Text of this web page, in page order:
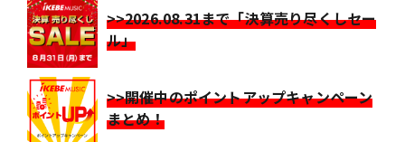
>>2026.08.31まで「決算売り尽くしセー
ル」
>>開催中のポイントアップキャンペーン
まとめ！